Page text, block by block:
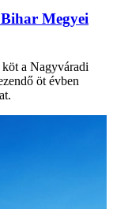
Megyei
a Nagyváradi
öt évben